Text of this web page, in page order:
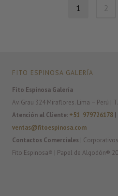
1 2
FITO ESPINOSA GALERÍA
Fito Espinosa Galería
Av. Grau 324 Miraflores. Lima – Perú |
Atención al Cliente: +51 979726178 |
ventas@fitoespinosa.com
Contactos Comerciales |
Fito Espinosa® | Papel de Algodón®